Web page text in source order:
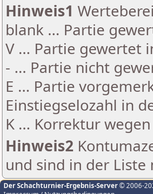
Hinweis1
blank ... Partie
V ... Partie gewertet
- ... Partie nicht
E ... Partie
Einstiegselozahl in
K ... Korrektur
Hinweis2
und sind in der
Der Schachturnier-Ergebnis-Server© 2006-